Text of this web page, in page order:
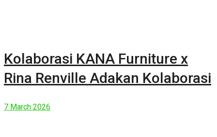
Kolaborasi KANA Furniture x
Rina Renville Adakan Kolaborasi
7 March 2026